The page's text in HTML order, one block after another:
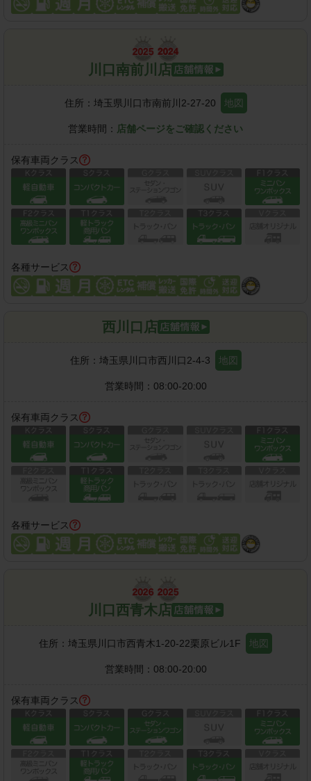
川口南前川店
住所： 埼玉県川口市南前川2-27-20 地図
営業時間： 店舗ページをご確認ください
保有車両クラス
各種サービス
西川口店
住所： 埼玉県川口市西川口2-4-3 地図
営業時間： 08:00-20:00
保有車両クラス
各種サービス
川口西青木店
住所： 埼玉県川口市西青木1-20-22栗原ビル1F 地図
営業時間： 08:00-20:00
保有車両クラス